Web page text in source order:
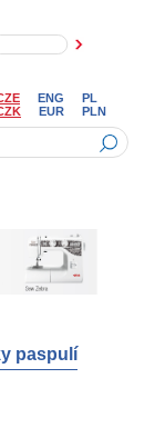
ENG
PL
EUR PLN
paspulí